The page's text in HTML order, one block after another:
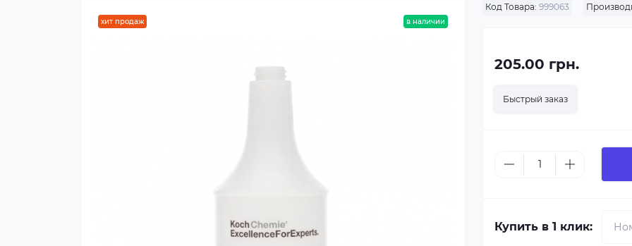
хит продаж в наличии
Код Товара: 999063
205.00 грн.
Быстрый заказ
Купить в 1 клик: